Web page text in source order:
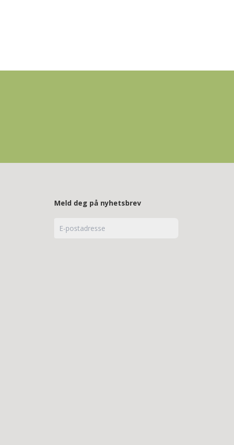
Meld deg på nyhetsbrev